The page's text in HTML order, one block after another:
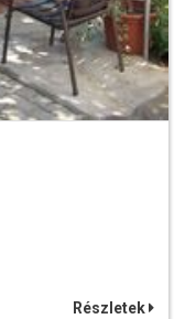
Részletek